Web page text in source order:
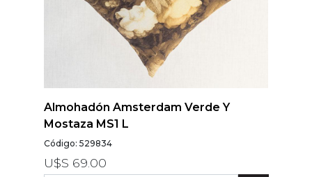
Oportunidades
Filtrar
por
precio
Almohadón Amsterdam Verde Y
Mostaza MS1 L
Código: 529834
U$S 69.00